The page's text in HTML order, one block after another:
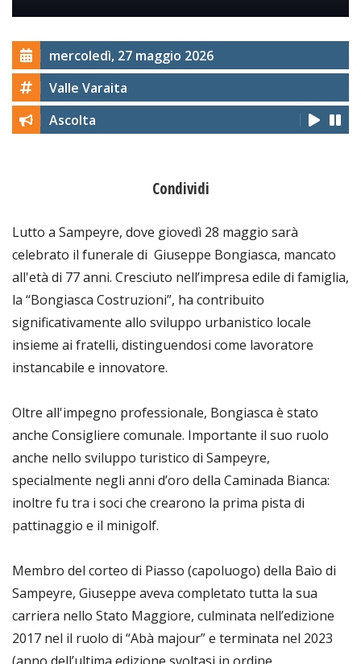
mercoledì, 27 maggio 2026
Valle Varaita
Ascolta
Condividi
Lutto a Sampeyre, dove giovedì 28 maggio sarà
celebrato il funerale di Giuseppe Bongiasca, mancato
all'età di 77 anni. Cresciuto nell’impresa edile di famiglia,
la “Bongiasca Costruzioni”, ha contribuito
significativamente allo sviluppo urbanistico locale
insieme ai fratelli, distinguendosi come lavoratore
instancabile e innovatore.
Oltre all'impegno professionale, Bongiasca è stato
anche Consigliere comunale. Importante il suo ruolo
anche nello sviluppo turistico di Sampeyre,
specialmente negli anni d’oro della Caminada Bianca:
inoltre fu tra i soci che crearono la prima pista di
pattinaggio e il minigolf.
Membro del corteo di Piasso (capoluogo) della Baìo di
Sampeyre, Giuseppe aveva completato tutta la sua
carriera nello Stato Maggiore, culminata nell’edizione
2017 nel il ruolo di “Abà majour” e terminata nel 2023